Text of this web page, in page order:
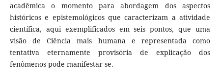
acadêmica o momento para abordagem dos aspectos
históricos e epistemológicos que caracterizam a atividade
científica, aqui exemplificados em seis pontos, que uma
visão de Ciência mais humana e representada como
tentativa eternamente provisória de explicação dos
fenômenos pode manifestar-se.